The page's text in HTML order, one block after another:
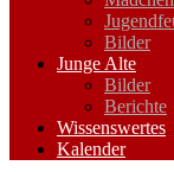
Bilder
Junge Alte
Bilder
Berichte
Wissenswertes
Kalender